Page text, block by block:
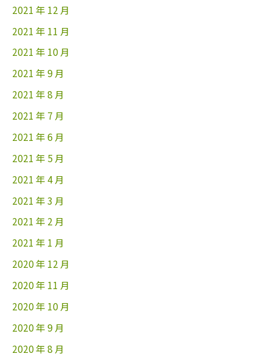
2021 年 12 月
2021 年 11 月
2021 年 10 月
2021 年 9 月
2021 年 8 月
2021 年 7 月
2021 年 6 月
2021 年 5 月
2021 年 4 月
2021 年 3 月
2021 年 2 月
2021 年 1 月
2020 年 12 月
2020 年 11 月
2020 年 10 月
2020 年 9 月
2020 年 8 月